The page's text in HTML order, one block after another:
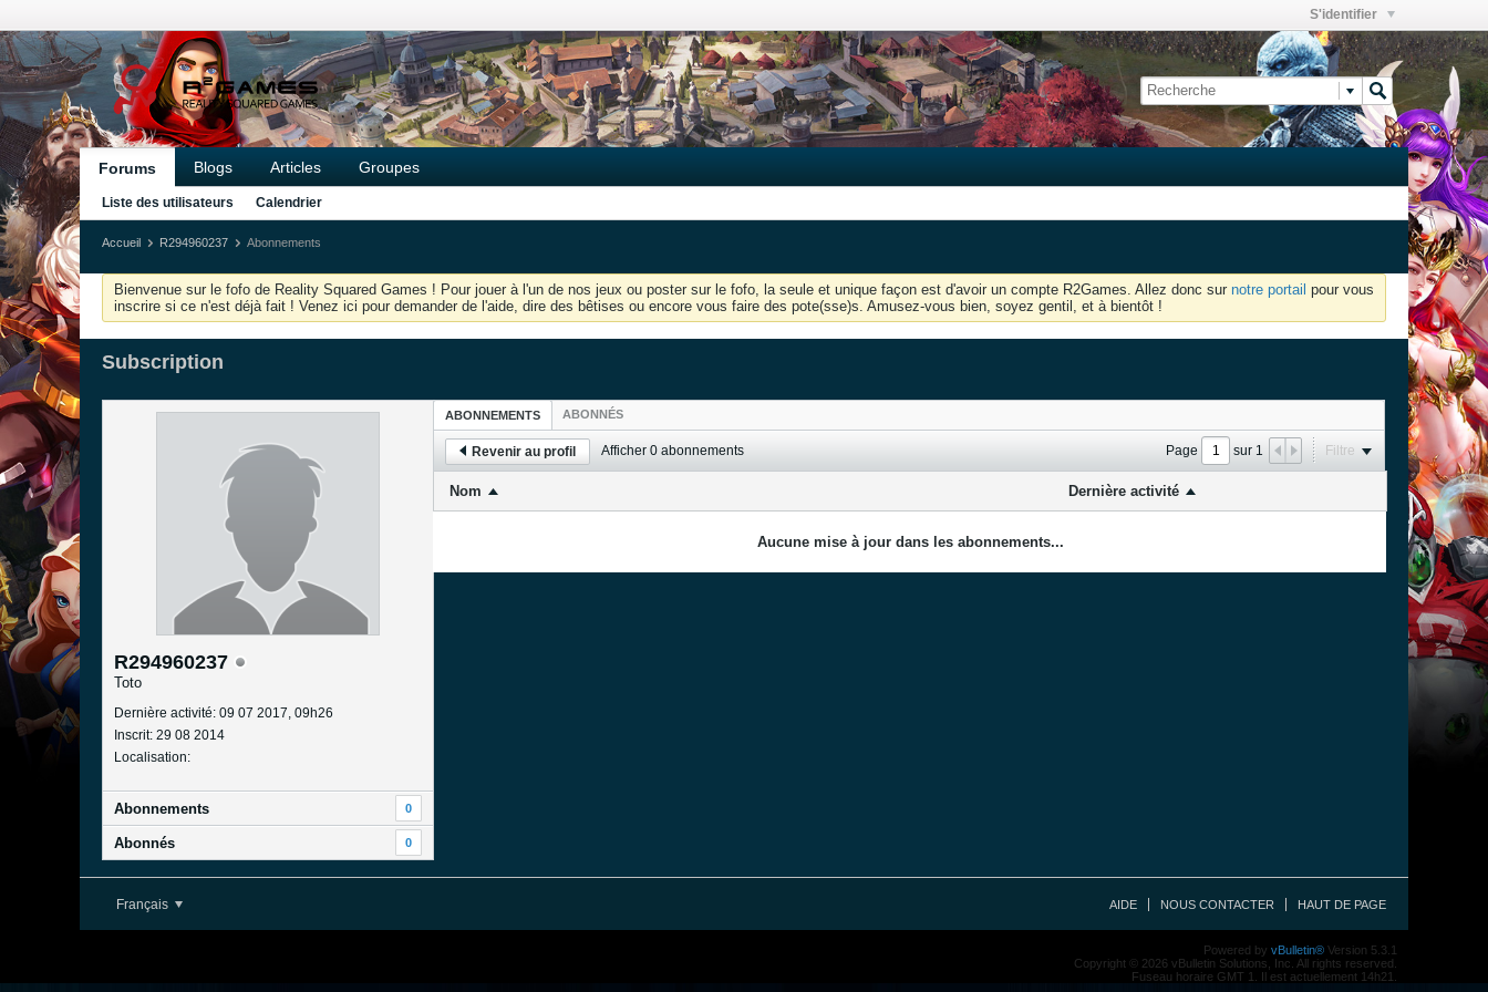
S'identifier
Forums Blogs Articles Groupes
Liste des utilisateurs Calendrier
Accueil R294960237 Abonnements
Bienvenue sur le fofo de Reality Squared Games ! Pour jouer à l'un de nos jeux ou poster sur le fofo, la seule et unique façon est d'avoir un compte R2Games. Allez donc sur notre portail pour vous
inscrire si ce n'est déjà fait ! Venez ici pour demander de l'aide, dire des bêtises ou encore vous faire des pote(sse)s. Amusez-vous bien, soyez gentil, et à bientôt !
Subscription
R294960237
Toto
Dernière activité: 09 07 2017, 09h26
Inscrit: 29 08 2014
Localisation:
Abonnements 0
Abonnés 0
ABONNEMENTS ABONNÉS
Revenir au profil Afficher 0 abonnements Page sur 1 Filtre
Nom Dernière activité
Aucune mise à jour dans les abonnements...
Français AIDE NOUS CONTACTER HAUT DE PAGE
Powered by vBulletin® Version 5.3.1
Copyright © 2026 vBulletin Solutions, Inc. All rights reserved.
Fuseau horaire GMT 1. Il est actuellement 14h21.